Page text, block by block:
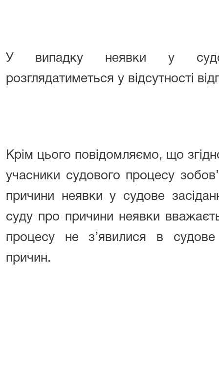
У випадку неявки у
розглядатиметься у відсутності
Крім цього повідомляємо, що
учасники судового процесу
причини неявки у судове
суду про причини неявки
процесу не з’явилися в
причин.